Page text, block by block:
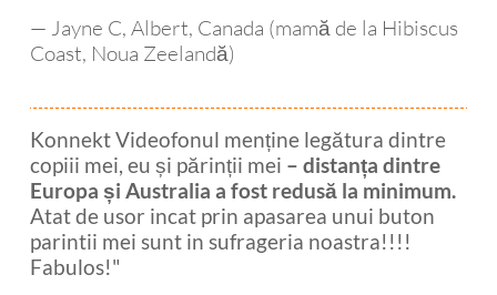
— Jayne C, Albert, Canada (mamă de la Hibiscus
Coast, Noua Zeelandă)
Konnekt Videofonul menține legătura dintre
copiii mei, eu și părinții mei – distanța dintre
Europa și Australia a fost redusă la minimum.
Atat de usor incat prin apasarea unui buton
parintii mei sunt in sufrageria noastra!!!!
Fabulos!"